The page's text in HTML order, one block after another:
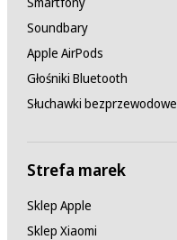
Soundbary
Apple AirPods
Głośniki Bluetooth
Słuchawki bezprzewodowe
Strefa marek
Sklep Apple
Sklep Xiaomi